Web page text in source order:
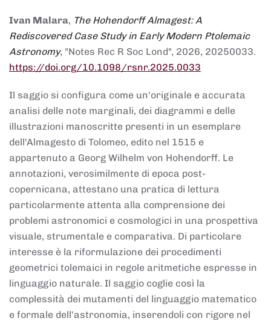
Ivan Malara, The Hohendorff Almagest: A
Rediscovered Case Study in Early Modern Ptolemaic
Astronomy, "Notes Rec R Soc Lond", 2026, 20250033.
https://doi.org/10.1098/rsnr.2025.0033
Il saggio si configura come un'originale e accurata
analisi delle note marginali, dei diagrammi e delle
illustrazioni manoscritte presenti in un esemplare
dell'Almagesto di Tolomeo, edito nel 1515 e
appartenuto a Georg Wilhelm von Hohendorff. Le
annotazioni, verosimilmente di epoca post-
copernicana, attestano una pratica di lettura
particolarmente attenta alla comprensione dei
problemi astronomici e cosmologici in una prospettiva
visuale, strumentale e comparativa. Di particolare
interesse è la riformulazione dei procedimenti
geometrici tolemaici in regole aritmetiche espresse in
linguaggio naturale. Il saggio coglie così la
complessità dei mutamenti del linguaggio matematico
e formale dell'astronomia, inserendoli con rigore nel